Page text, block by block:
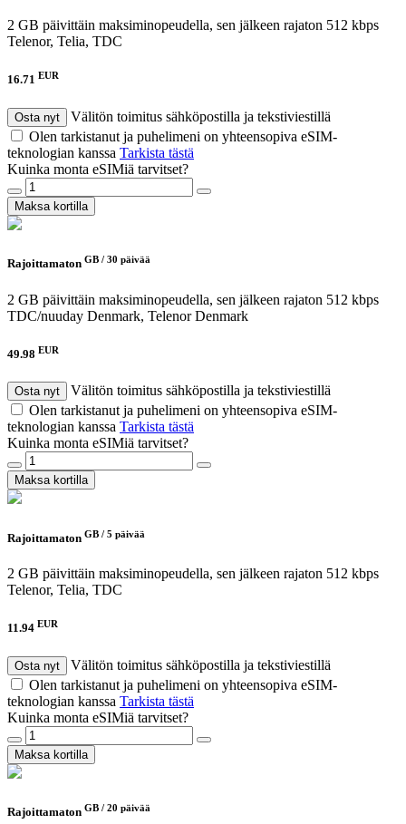
2 GB päivittäin maksiminopeudella, sen jälkeen rajaton 512 kbps
Telenor, Telia, TDC
16.71 EUR
Osta nyt
Välitön toimitus sähköpostilla ja tekstiviestillä
Olen tarkistanut ja puhelimeni on yhteensopiva eSIM-
teknologian kanssa Tarkista tästä
Kuinka monta eSIMiä tarvitset?
Maksa kortilla
Rajoittamaton GB / 30 päivää
2 GB päivittäin maksiminopeudella, sen jälkeen rajaton 512 kbps
TDC/nuuday Denmark, Telenor Denmark
49.98 EUR
Osta nyt
Välitön toimitus sähköpostilla ja tekstiviestillä
Olen tarkistanut ja puhelimeni on yhteensopiva eSIM-
teknologian kanssa Tarkista tästä
Kuinka monta eSIMiä tarvitset?
Maksa kortilla
Rajoittamaton GB / 5 päivää
2 GB päivittäin maksiminopeudella, sen jälkeen rajaton 512 kbps
Telenor, Telia, TDC
11.94 EUR
Osta nyt
Välitön toimitus sähköpostilla ja tekstiviestillä
Olen tarkistanut ja puhelimeni on yhteensopiva eSIM-
teknologian kanssa Tarkista tästä
Kuinka monta eSIMiä tarvitset?
Maksa kortilla
Rajoittamaton GB / 20 päivää